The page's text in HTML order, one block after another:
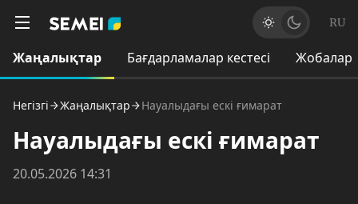
RU
Жаңалықтар Бағдарламалар кестесі Жобалар
Негізгі Жаңалықтар Науалыдағы ескі ғимарат
Науалыдағы ескі ғимарат
20.05.2026 14:31